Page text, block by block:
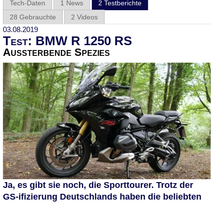
Tech-Daten 1 News
2 Testberichte
28 Gebrauchte
2 Videos
03.08.2019
Test: BMW R 1250 RS
Aussterbende Spezies
Ja, es gibt sie noch, die Sporttourer. Trotz der
GS-ifizierung Deutschlands haben die beliebten